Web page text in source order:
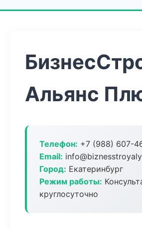
Альянс
Телефон: +7 (988) 607-
Email:
Город: Екатеринбург
Режим работы:
круглосуточно